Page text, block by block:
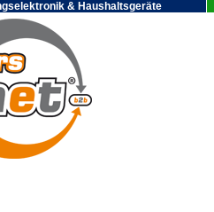
& Haushaltsgeräte